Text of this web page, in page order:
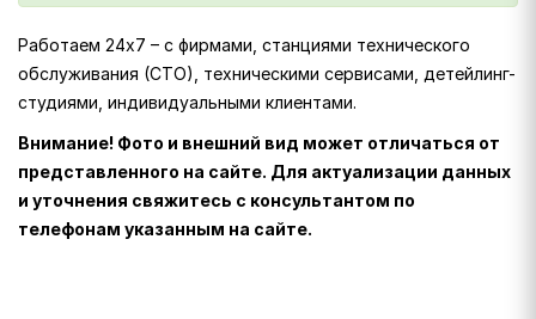
Работаем 24х7 – с фирмами, станциями технического
обслуживания (СТО), техническими сервисами, детейлинг-
студиями, индивидуальными клиентами.
Внимание! Фото и внешний вид может отличаться от
представленного на сайте. Для актуализации данных
и уточнения свяжитесь с консультантом по
телефонам указанным на сайте.